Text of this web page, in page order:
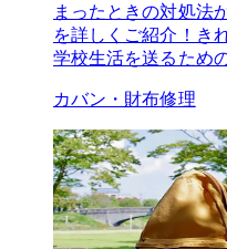
まったときの対処法
を詳しくご紹介！き
学校生活を送るため
カバン・財布修理